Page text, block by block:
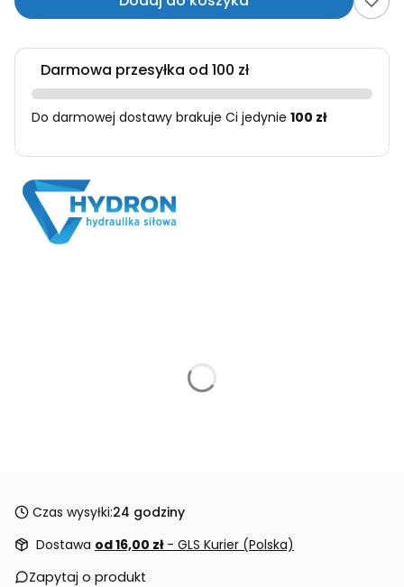
Darmowa przesyłka od 100 zł
Do darmowej dostawy brakuje Ci jedynie 100 zł
Czas wysyłki:24 godziny
Dostawa od 16,00 zł - GLS Kurier (Polska)
Zapytaj o produkt